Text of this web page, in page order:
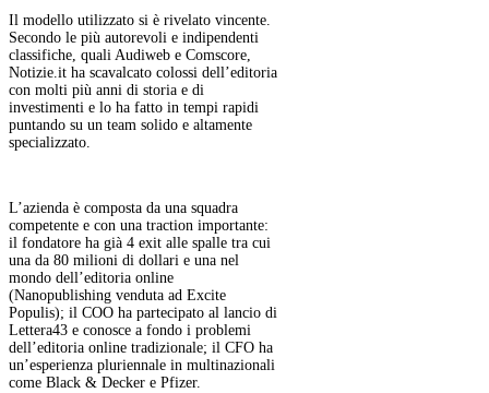
Il modello utilizzato si è rivelato vincente.
Secondo le più autorevoli e indipendenti
classifiche, quali Audiweb e Comscore,
Notizie.it ha scavalcato colossi dell’editoria
con molti più anni di storia e di
investimenti e lo ha fatto in tempi rapidi
puntando su un team solido e altamente
specializzato.
L’azienda è composta da una squadra
competente e con una traction importante:
il fondatore ha già 4 exit alle spalle tra cui
una da 80 milioni di dollari e una nel
mondo dell’editoria online
(Nanopublishing venduta ad Excite
Populis); il COO ha partecipato al lancio di
Lettera43 e conosce a fondo i problemi
dell’editoria online tradizionale; il CFO ha
un’esperienza pluriennale in multinazionali
come Black & Decker e Pfizer.